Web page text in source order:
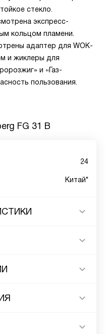
стекло.
экспресс-
кольцом пламени.
адаптер для WOK-
и жиклеры для
и «Газ-
пользования.
FG 31 B
24
Китай*